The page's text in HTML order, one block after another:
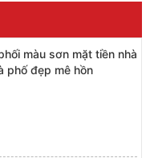
màu sơn mặt tiền nhà
phố đẹp mê hồn